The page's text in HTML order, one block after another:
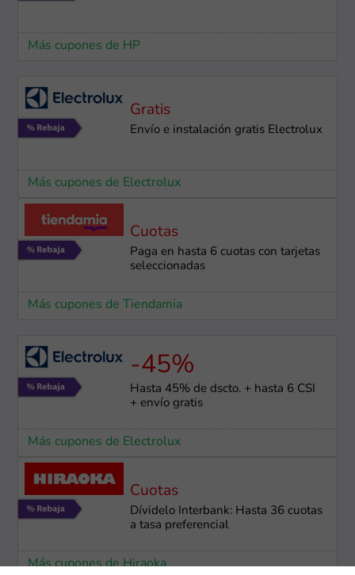
Más cupones de HP
Gratis
Envío e instalación gratis Electrolux
Más cupones de Electrolux
Cuotas
Paga en hasta 6 cuotas con tarjetas
seleccionadas
Más cupones de Tiendamia
-45%
Hasta 45% de dscto. + hasta 6 CSI
+ envío gratis
Más cupones de Electrolux
Cuotas
Dívidelo Interbank: Hasta 36 cuotas
a tasa preferencial
Más cupones de Hiraoka